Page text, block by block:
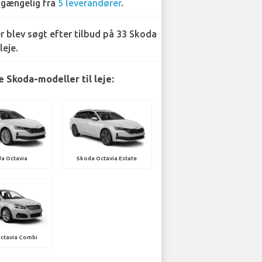
fra 5 leverandører.
blev søgt efter tilbud på 33 Skoda
Skoda-modeller til leje:
Octavia Skoda Octavia Estate
Combi